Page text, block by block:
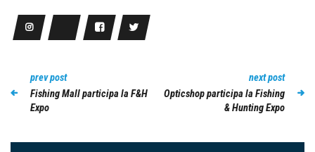
prev post
Fishing Mall participa la F&H
Expo
next post
Opticshop participa la Fishing
& Hunting Expo